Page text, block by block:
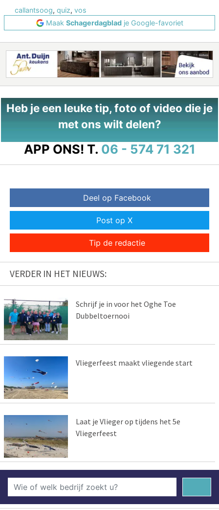
callantsoog, quiz, vos
Maak Schagerdagbladje Google-favoriet
Heb je een leuke tip, foto of video die je
met ons wilt delen?
APP ONS! T. 06 - 574 71 321
Deel op Facebook
Post op X
Tip de redactie
VERDER IN HET NIEUWS:
Schrijf je in voor het Oghe Toe
Dubbeltoernooi
Vliegerfeest maakt vliegende start
Laat je Vlieger op tijdens het 5e
Vliegerfeest